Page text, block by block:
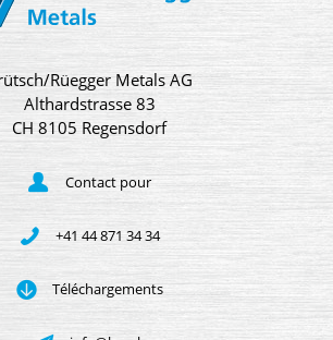
Rüegger Metals AG
Althardstrasse 83
CH 8105 Regensdorf
Contact pour
+41 44 871 34 34
Téléchargements